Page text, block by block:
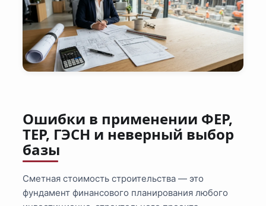
Ошибки в применении ФЕР,
ТЕР, ГЭСН и неверный выбор
базы
Сметная стоимость строительства — это
фундамент финансового планирования любого